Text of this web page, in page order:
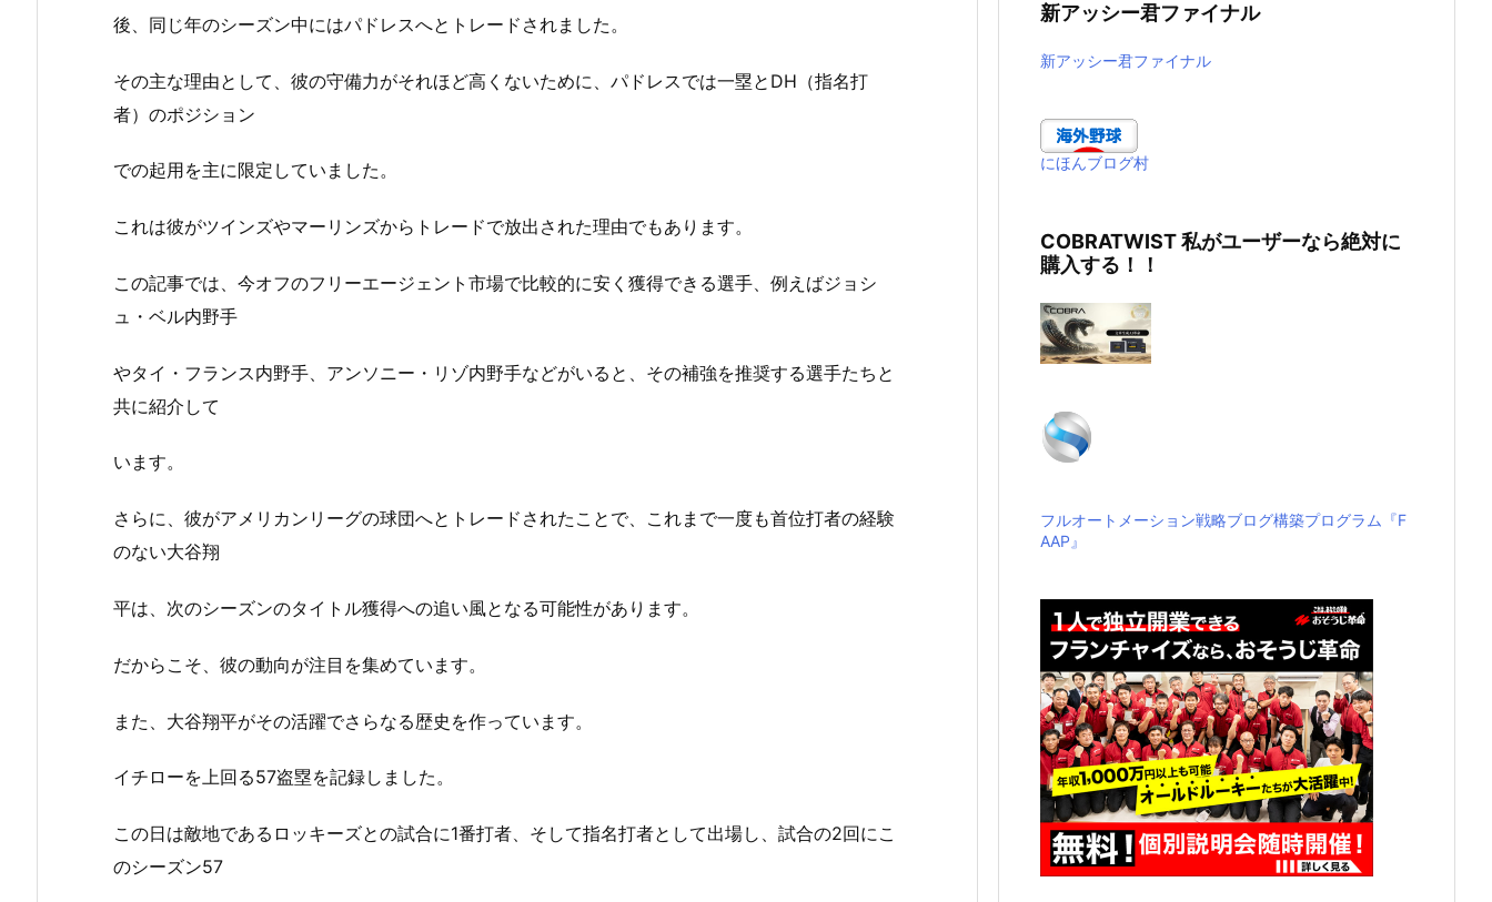
後、同じ年のシーズン中にはパドレスへとトレードされました。
その主な理由として、彼の守備力がそれほど高くないために、パドレスでは一塁とDH（指名打
者）のポジション
での起用を主に限定していました。
これは彼がツインズやマーリンズからトレードで放出された理由でもあります。
この記事では、今オフのフリーエージェント市場で比較的に安く獲得できる選手、例えばジョシ
ュ・ベル内野手
やタイ・フランス内野手、アンソニー・リゾ内野手などがいると、その補強を推奨する選手たちと
共に紹介して
います。
さらに、彼がアメリカンリーグの球団へとトレードされたことで、これまで一度も首位打者の経験
のない大谷翔
平は、次のシーズンのタイトル獲得への追い風となる可能性があります。
だからこそ、彼の動向が注目を集めています。
また、大谷翔平がその活躍でさらなる歴史を作っています。
イチローを上回る57盗塁を記録しました。
この日は敵地であるロッキーズとの試合に1番打者、そして指名打者として出場し、試合の2回にこ
のシーズン57
新アッシー君ファイナル
新アッシー君ファイナル
にほんブログ村
COBRATWIST 私がユーザーなら絶対に
購入する！！
フルオートメーション戦略ブログ構築プログラム『F
AAP』